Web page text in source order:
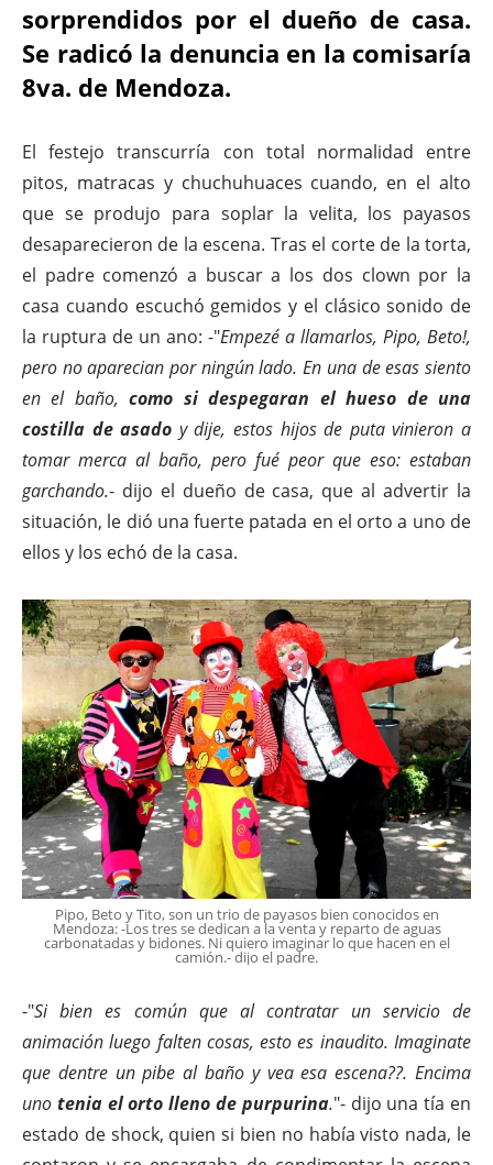
sorprendidos por el dueño de casa.
Se radicó la denuncia en la comisaría
8va. de Mendoza.
El festejo transcurría con total normalidad entre
pitos, matracas y chuchuhuaces cuando, en el alto
que se produjo para soplar la velita, los payasos
desaparecieron de la escena. Tras el corte de la torta,
el padre comenzó a buscar a los dos clown por la
casa cuando escuchó gemidos y el clásico sonido de
la ruptura de un ano: -"Empezé a llamarlos, Pipo, Beto!,
pero no aparecian por ningún lado. En una de esas siento
en el baño,como si despegaran el hueso de una
costilla de asado y dije, estos hijos de puta vinieron a
tomar merca al baño, pero fué peor que eso: estaban
garchando.- dijo el dueño de casa, que al advertir la
situación, le dió una fuerte patada en el orto a uno de
ellos y los echó de la casa.
Pipo, Beto y Tito, son un trio de payasos bien conocidos en
Mendoza: -Los tres se dedican a la venta y reparto de aguas
carbonatadas y bidones. Ni quiero imaginar lo que hacen en el
camión.- dijo el padre.
-"Si bien es común que al contratar un servicio de
animación luego falten cosas, esto es inaudito. Imaginate
que dentre un pibe al baño y vea esa escena??. Encima
uno tenia el orto lleno de purpurina."- dijo una tía en
estado de shock, quien si bien no había visto nada, le